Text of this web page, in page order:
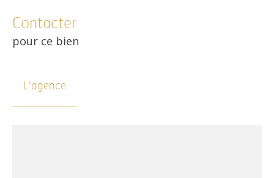
Contacter
pour ce bien
L'agence